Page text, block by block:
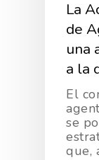
La
de
una
a la
El
se
que,